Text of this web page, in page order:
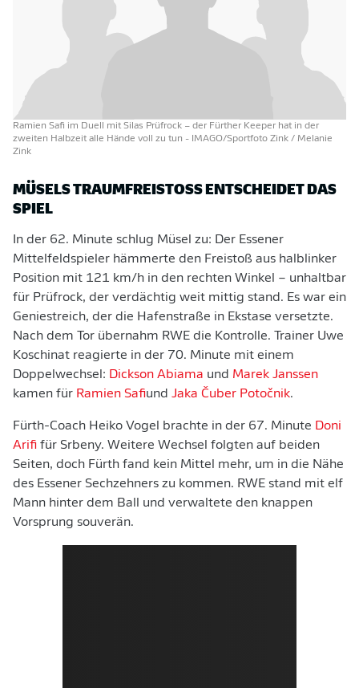
Ramien Safi im Duell mit Silas Prüfrock – der Fürther Keeper hat in der
zweiten Halbzeit alle Hände voll zu tun - IMAGO/Sportfoto Zink / Melanie
Zink
MÜSELS TRAUMFREISTOSS ENTSCHEIDET DAS S
PIEL
In der 62. Minute schlug Müsel zu: Der Essener
Mittelfeldspieler hämmerte den Freistoß aus halblinker
Position mit 121 km/h in den rechten Winkel – unhaltbar
für Prüfrock, der verdächtig weit mittig stand. Es war ein
Geniestreich, der die Hafenstraße in Ekstase versetzte.
Nach dem Tor übernahm RWE die Kontrolle. Trainer Uwe
Koschinat reagierte in der 70. Minute mit einem
Doppelwechsel: Dickson Abiama und Marek Janssen
kamen für Ramien Safiund Jaka Čuber Potočnik.
Fürth-Coach Heiko Vogel brachte in der 67. Minute Doni
Arifi für Srbeny. Weitere Wechsel folgten auf beiden
Seiten, doch Fürth fand kein Mittel mehr, um in die Nähe
des Essener Sechzehners zu kommen. RWE stand mit elf
Mann hinter dem Ball und verwaltete den knappen
Vorsprung souverän.